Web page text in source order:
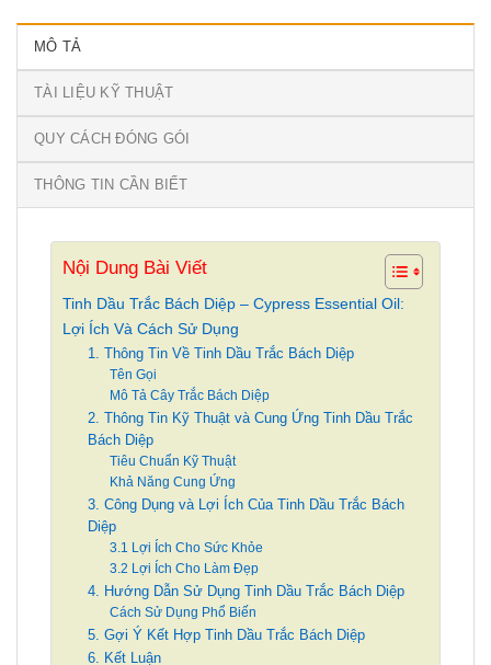
MÔ TẢ
TÀI LIỆU KỸ THUẬT
QUY CÁCH ĐÓNG GÓI
THÔNG TIN CẦN BIẾT
Nội Dung Bài Viết
Tinh Dầu Trắc Bách Diệp – Cypress Essential Oil:
Lợi Ích Và Cách Sử Dụng
1. Thông Tin Về Tinh Dầu Trắc Bách Diệp
Tên Gọi
Mô Tả Cây Trắc Bách Diệp
2. Thông Tin Kỹ Thuật và Cung Ứng Tinh Dầu Trắc
Bách Diệp
Tiêu Chuẩn Kỹ Thuật
Khả Năng Cung Ứng
3. Công Dụng và Lợi Ích Của Tinh Dầu Trắc Bách
Diệp
3.1 Lợi Ích Cho Sức Khỏe
3.2 Lợi Ích Cho Làm Đẹp
4. Hướng Dẫn Sử Dụng Tinh Dầu Trắc Bách Diệp
Cách Sử Dụng Phổ Biến
5. Gợi Ý Kết Hợp Tinh Dầu Trắc Bách Diệp
6. Kết Luận